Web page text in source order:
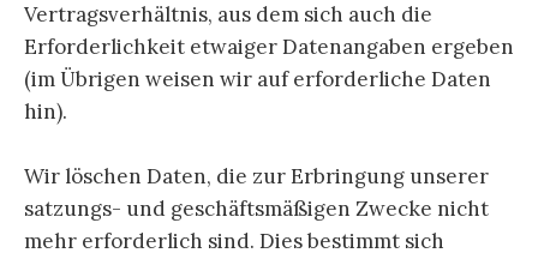
Vertragsverhältnis, aus dem sich auch die
Erforderlichkeit etwaiger Datenangaben ergeben
(im Übrigen weisen wir auf erforderliche Daten
hin).
Wir löschen Daten, die zur Erbringung unserer
satzungs- und geschäftsmäßigen Zwecke nicht
mehr erforderlich sind. Dies bestimmt sich